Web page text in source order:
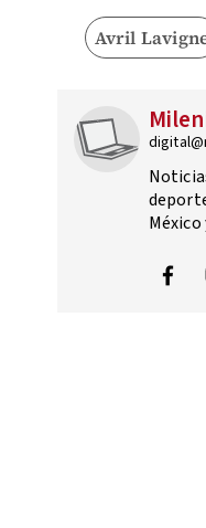
Avril